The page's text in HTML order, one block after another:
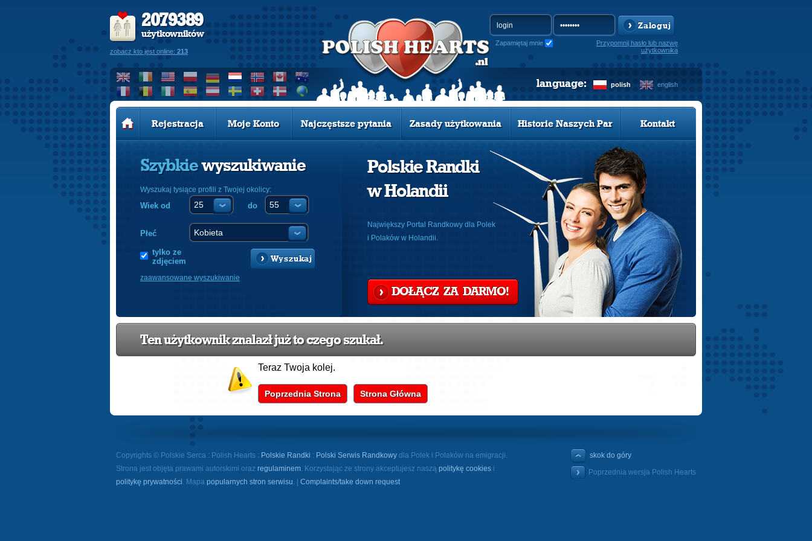
2079389
użytkowników
zobacz kto jest online: 213
Zaloguj
Zapamiętaj mnie
Przypomnij hasło lub nazwę
użytkownika
polish english
language:
Rejestracja Moje Konto Najczęstsze pytania Zasady użytkowania Historie Naszych Par Kontakt
Szybkiewyszukiwanie
Wyszukaj tysiące profili z Twojej okolicy:
Wiek od do
Płeć
tylko ze
zdjęciem
Wyszukaj
zaawansowane wyszukiwanie
Polskie Randki
w Holandii
Największy Portal Randkowy dla Polek
i Polaków w Holandii.
DOŁĄCZ ZA DARMO!
Ten użytkownik znalazł już to czego szukał.
Teraz Twoja kolej.
Poprzednia Strona Strona Główna
Copyrights © Polskie Serca : Polish Hearts : Polskie Randki : Polski Serwis Randkowy dla Polek i Polaków na emigracji.
Strona jest objęta prawami autorskimi oraz regulaminem. Korzystając ze strony akceptujesz naszą politykę cookies i
politykę prywatności. Mapa popularnych stron serwisu. | Complaints/take down request
skok do góry
Poprzednia wersja Polish Hearts